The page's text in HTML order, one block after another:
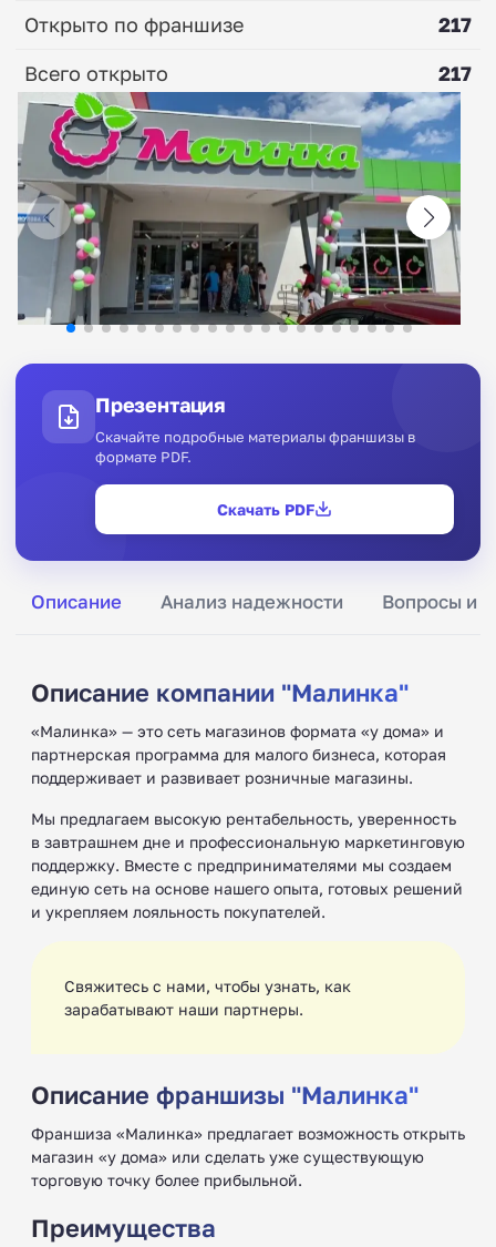
Описание Анализ надежности Вопросы и
Описание компании "Малинка"
«Малинка» — это сеть магазинов формата «у дома» и
партнерская программа для малого бизнеса, которая
поддерживает и развивает розничные магазины.
Мы предлагаем высокую рентабельность, уверенность
в завтрашнем дне и профессиональную маркетинговую
поддержку. Вместе с предпринимателями мы создаем
единую сеть на основе нашего опыта, готовых решений
и укрепляем лояльность покупателей.
Свяжитесь с нами, чтобы узнать, как
зарабатывают наши партнеры.
Описание франшизы "Малинка"
Франшиза «Малинка» предлагает возможность открыть
магазин «у дома» или сделать уже существующую
торговую точку более прибыльной.
Преимущества
Открыто по франшизе
217
Всего открыто
217
Презентация
Скачайте подробные материалы франшизы в
формате PDF.
Скачать PDF